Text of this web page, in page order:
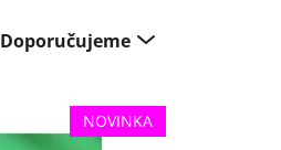
Doporučujeme
NOVINKA